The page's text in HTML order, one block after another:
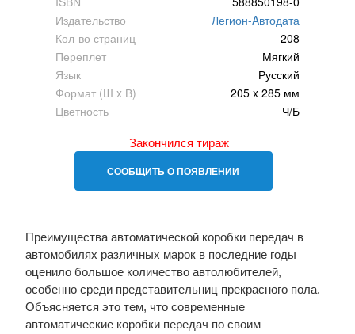
Издательство
Легион-Aвтодата
Кол-во страниц
208
Переплет
Мягкий
Язык
Русский
Формат (Ш x В)
205 x 285 мм
Цветность
Ч/Б
Закончился тираж
СООБЩИТЬ О ПОЯВЛЕНИИ
Преимущества автоматической коробки передач в
автомобилях различных марок в последние годы
оценило большое количество автолюбителей,
особенно среди представительниц прекрасного пола.
Объясняется это тем, что современные
автоматические коробки передач по своим